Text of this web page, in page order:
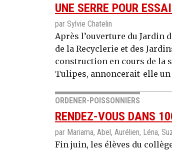
UNE SERRE POUR
par Sylvie Chatelin
Après l’ouverture du Jardin
de la Recyclerie et des
construction en cours de la
Tulipes, annoncerait-elle
ORDENER-POISSONNIERS
RENDEZ-VOUS DANS
par Mariama, Abel, Aurélien, Léna,
Fin juin, les élèves du